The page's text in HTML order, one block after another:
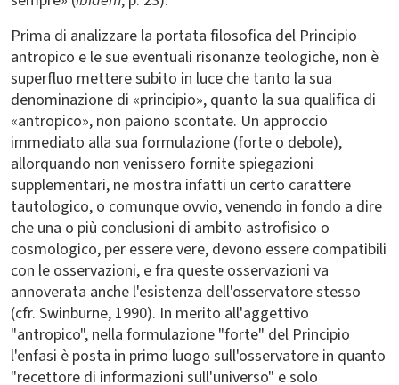
Prima di analizzare la portata filosofica del Principio
antropico e le sue eventuali risonanze teologiche, non è
superfluo mettere subito in luce che tanto la sua
denominazione di «principio», quanto la sua qualifica di
«antropico», non paiono scontate. Un approccio
immediato alla sua formulazione (forte o debole),
allorquando non venissero fornite spiegazioni
supplementari, ne mostra infatti un certo carattere
tautologico, o comunque ovvio, venendo in fondo a dire
che una o più conclusioni di ambito astrofisico o
cosmologico, per essere vere, devono essere compatibili
con le osservazioni, e fra queste osservazioni va
annoverata anche l'esistenza dell'osservatore stesso
(cfr. Swinburne, 1990). In merito all'aggettivo
"antropico", nella formulazione "forte" del Principio
l'enfasi è posta in primo luogo sull'osservatore in quanto
"recettore di informazioni sull'universo" e solo